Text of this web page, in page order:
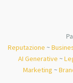
Reputazione ~
AI Generative ~
Marketing ~